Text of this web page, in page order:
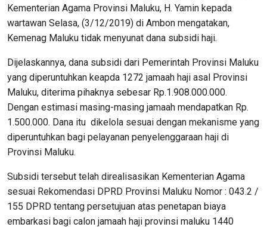
Kementerian Agama Provinsi Maluku, H. Yamin kepada
wartawan Selasa, (3/12/2019) di Ambon mengatakan,
Kemenag Maluku tidak menyunat dana subsidi haji.
Dijelaskannya, dana subsidi dari Pemerintah Provinsi Maluku
yang diperuntuhkan keapda 1272 jamaah haji asal Provinsi
Maluku, diterima pihaknya sebesar Rp.1.908.000.000.
Dengan estimasi masing-masing jamaah mendapatkan Rp.
1.500.000. Dana itu dikelola sesuai dengan mekanisme yang
diperuntuhkan bagi pelayanan penyelenggaraan haji di
Provinsi Maluku.
Subsidi tersebut telah direalisasikan Kementerian Agama
sesuai Rekomendasi DPRD Provinsi Maluku Nomor : 043.2 /
155 DPRD tentang persetujuan atas penetapan biaya
embarkasi bagi calon jamaah haji provinsi maluku 1440